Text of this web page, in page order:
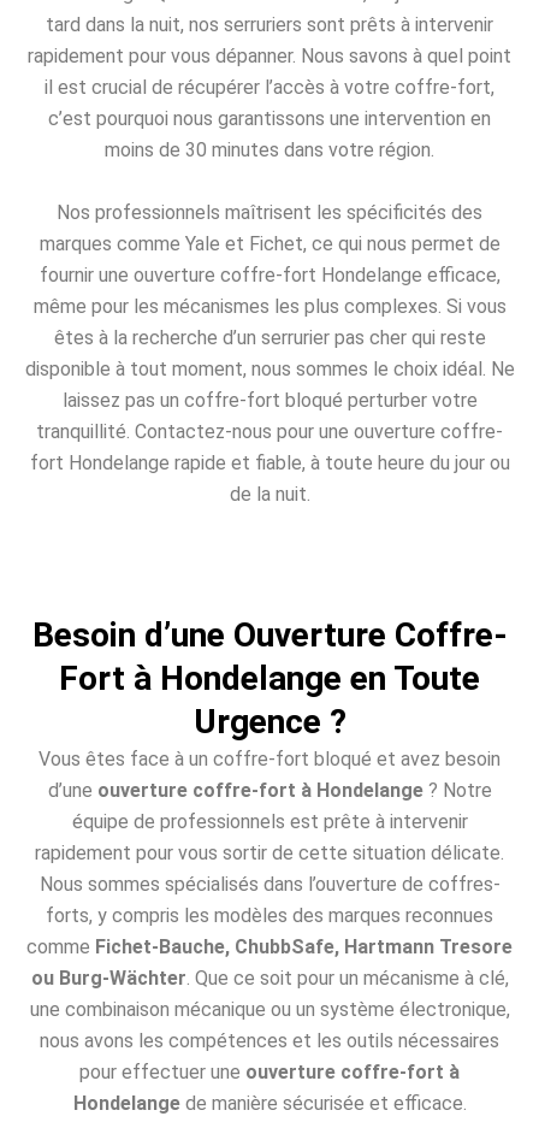
tard dans la nuit, nos serruriers sont prêts à intervenir
rapidement pour vous dépanner. Nous savons à quel point
il est crucial de récupérer l’accès à votre coffre-fort,
c’est pourquoi nous garantissons une intervention en
moins de 30 minutes dans votre région.
Nos professionnels maîtrisent les spécificités des
marques comme Yale et Fichet, ce qui nous permet de
fournir une ouverture coffre-fort Hondelange efficace,
même pour les mécanismes les plus complexes. Si vous
êtes à la recherche d’un serrurier pas cher qui reste
disponible à tout moment, nous sommes le choix idéal. Ne
laissez pas un coffre-fort bloqué perturber votre
tranquillité. Contactez-nous pour une ouverture coffre-
fort Hondelange rapide et fiable, à toute heure du jour ou
de la nuit.
Besoin d’une Ouverture Coffre-
Fort à Hondelange en Toute
Urgence ?
Vous êtes face à un coffre-fort bloqué et avez besoin
d’une ouverture coffre-fort à Hondelange? Notre
équipe de professionnels est prête à intervenir
rapidement pour vous sortir de cette situation délicate.
Nous sommes spécialisés dans l’ouverture de coffres-
forts, y compris les modèles des marques reconnues
comme Fichet-Bauche, ChubbSafe, Hartmann Tresore
ou Burg-Wächter . Que ce soit pour un mécanisme à clé,
une combinaison mécanique ou un système électronique,
nous avons les compétences et les outils nécessaires
pour effectuer une ouverture coffre-fort à
Hondelangede manière sécurisée et efficace.